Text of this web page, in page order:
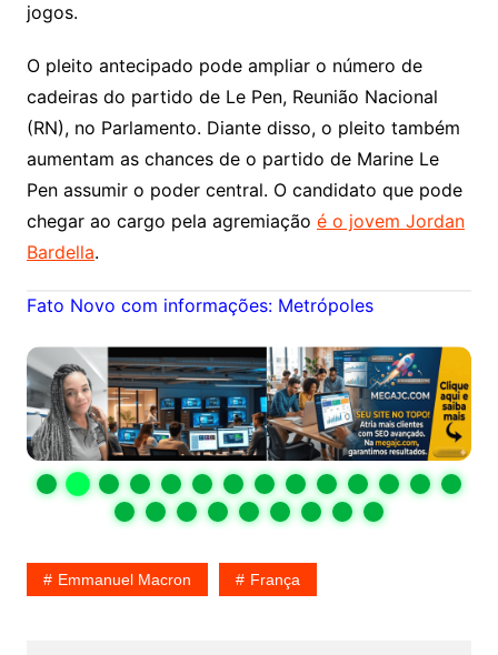
jogos.
O pleito antecipado pode ampliar o número de
cadeiras do partido de Le Pen, Reunião Nacional
(RN), no Parlamento. Diante disso, o pleito também
aumentam as chances de o partido de Marine Le
Pen assumir o poder central. O candidato que pode
chegar ao cargo pela agremiação é o jovem Jordan
Bardella.
Fato Novo com informações: Metrópoles
Emmanuel Macron França